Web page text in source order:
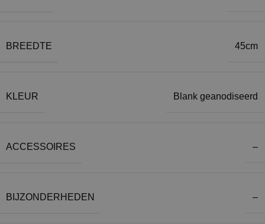
BREEDTE 45cm
KLEUR Blank geanodiseerd
ACCESSOIRES –
BIJZONDERHEDEN –